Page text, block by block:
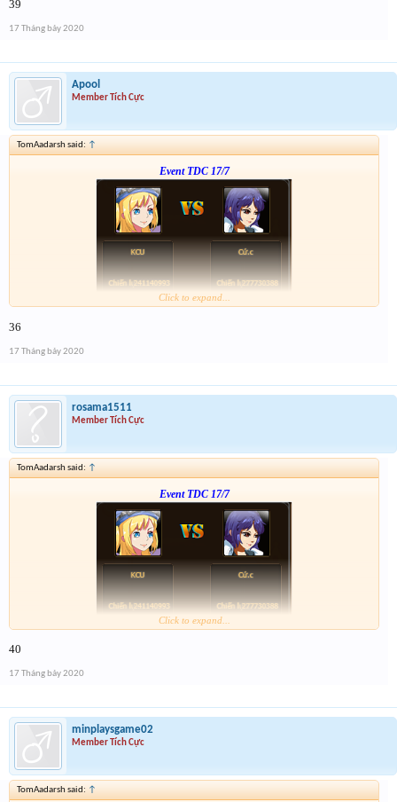
39
17 Tháng bảy 2020
Apool
Member Tích Cực
TomAadarsh said: ↑
Event TDC 17/7
Click to expand...
36
17 Tháng bảy 2020
rosama1511
Member Tích Cực
TomAadarsh said: ↑
Event TDC 17/7
Click to expand...
40
17 Tháng bảy 2020
minplaysgame02
Member Tích Cực
TomAadarsh said: ↑